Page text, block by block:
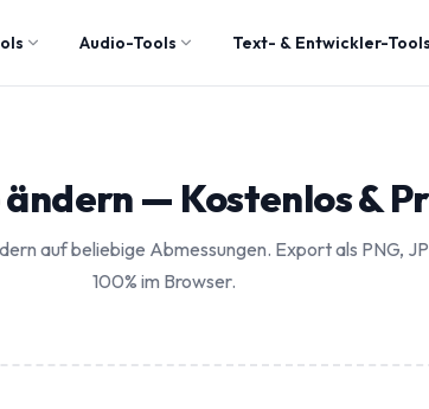
Audio-Tools Text- & Entwickler-
— Kostenlos &
auf beliebige Abmessungen. Export als PNG,
100% im Browser.